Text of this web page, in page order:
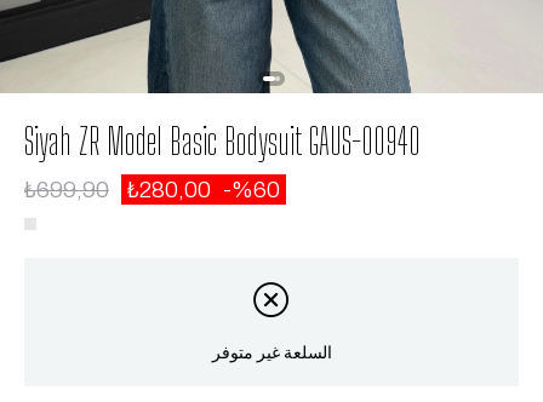
Siyah ZR Model Basic Bodysuit GAUS-00940
₺699,90 ₺280,00 60
السلعة غير متوفر